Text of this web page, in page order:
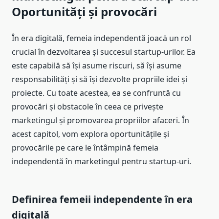
Oportunități și provocări
În era digitală, femeia independentă joacă un rol
crucial în dezvoltarea și succesul startup-urilor. Ea
este capabilă să își asume riscuri, să își asume
responsabilități și să își dezvolte propriile idei și
proiecte. Cu toate acestea, ea se confruntă cu
provocări și obstacole în ceea ce privește
marketingul și promovarea propriilor afaceri. În
acest capitol, vom explora oportunitățile și
provocările pe care le întâmpină femeia
independentă în marketingul pentru startup-uri.
Definirea femeii independente în era
digitală